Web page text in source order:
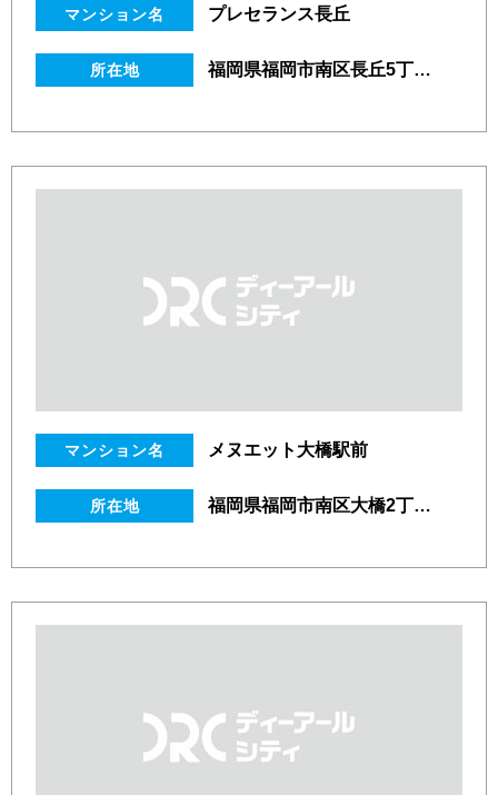
マンション名 プレセランス長丘
所在地 福岡県福岡市南区長丘5丁目4番26号
マンション名 メヌエット大橋駅前
所在地 福岡県福岡市南区大橋2丁目19番3号